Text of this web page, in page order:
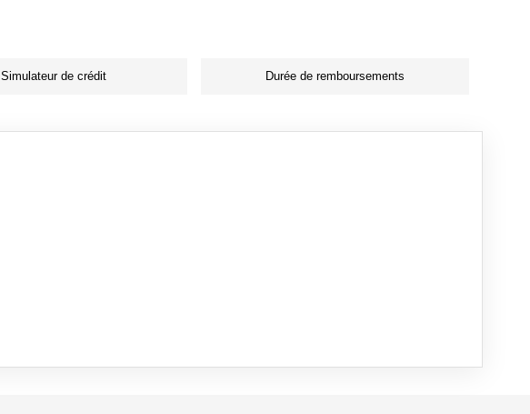
Simulateur de crédit Durée de remboursements